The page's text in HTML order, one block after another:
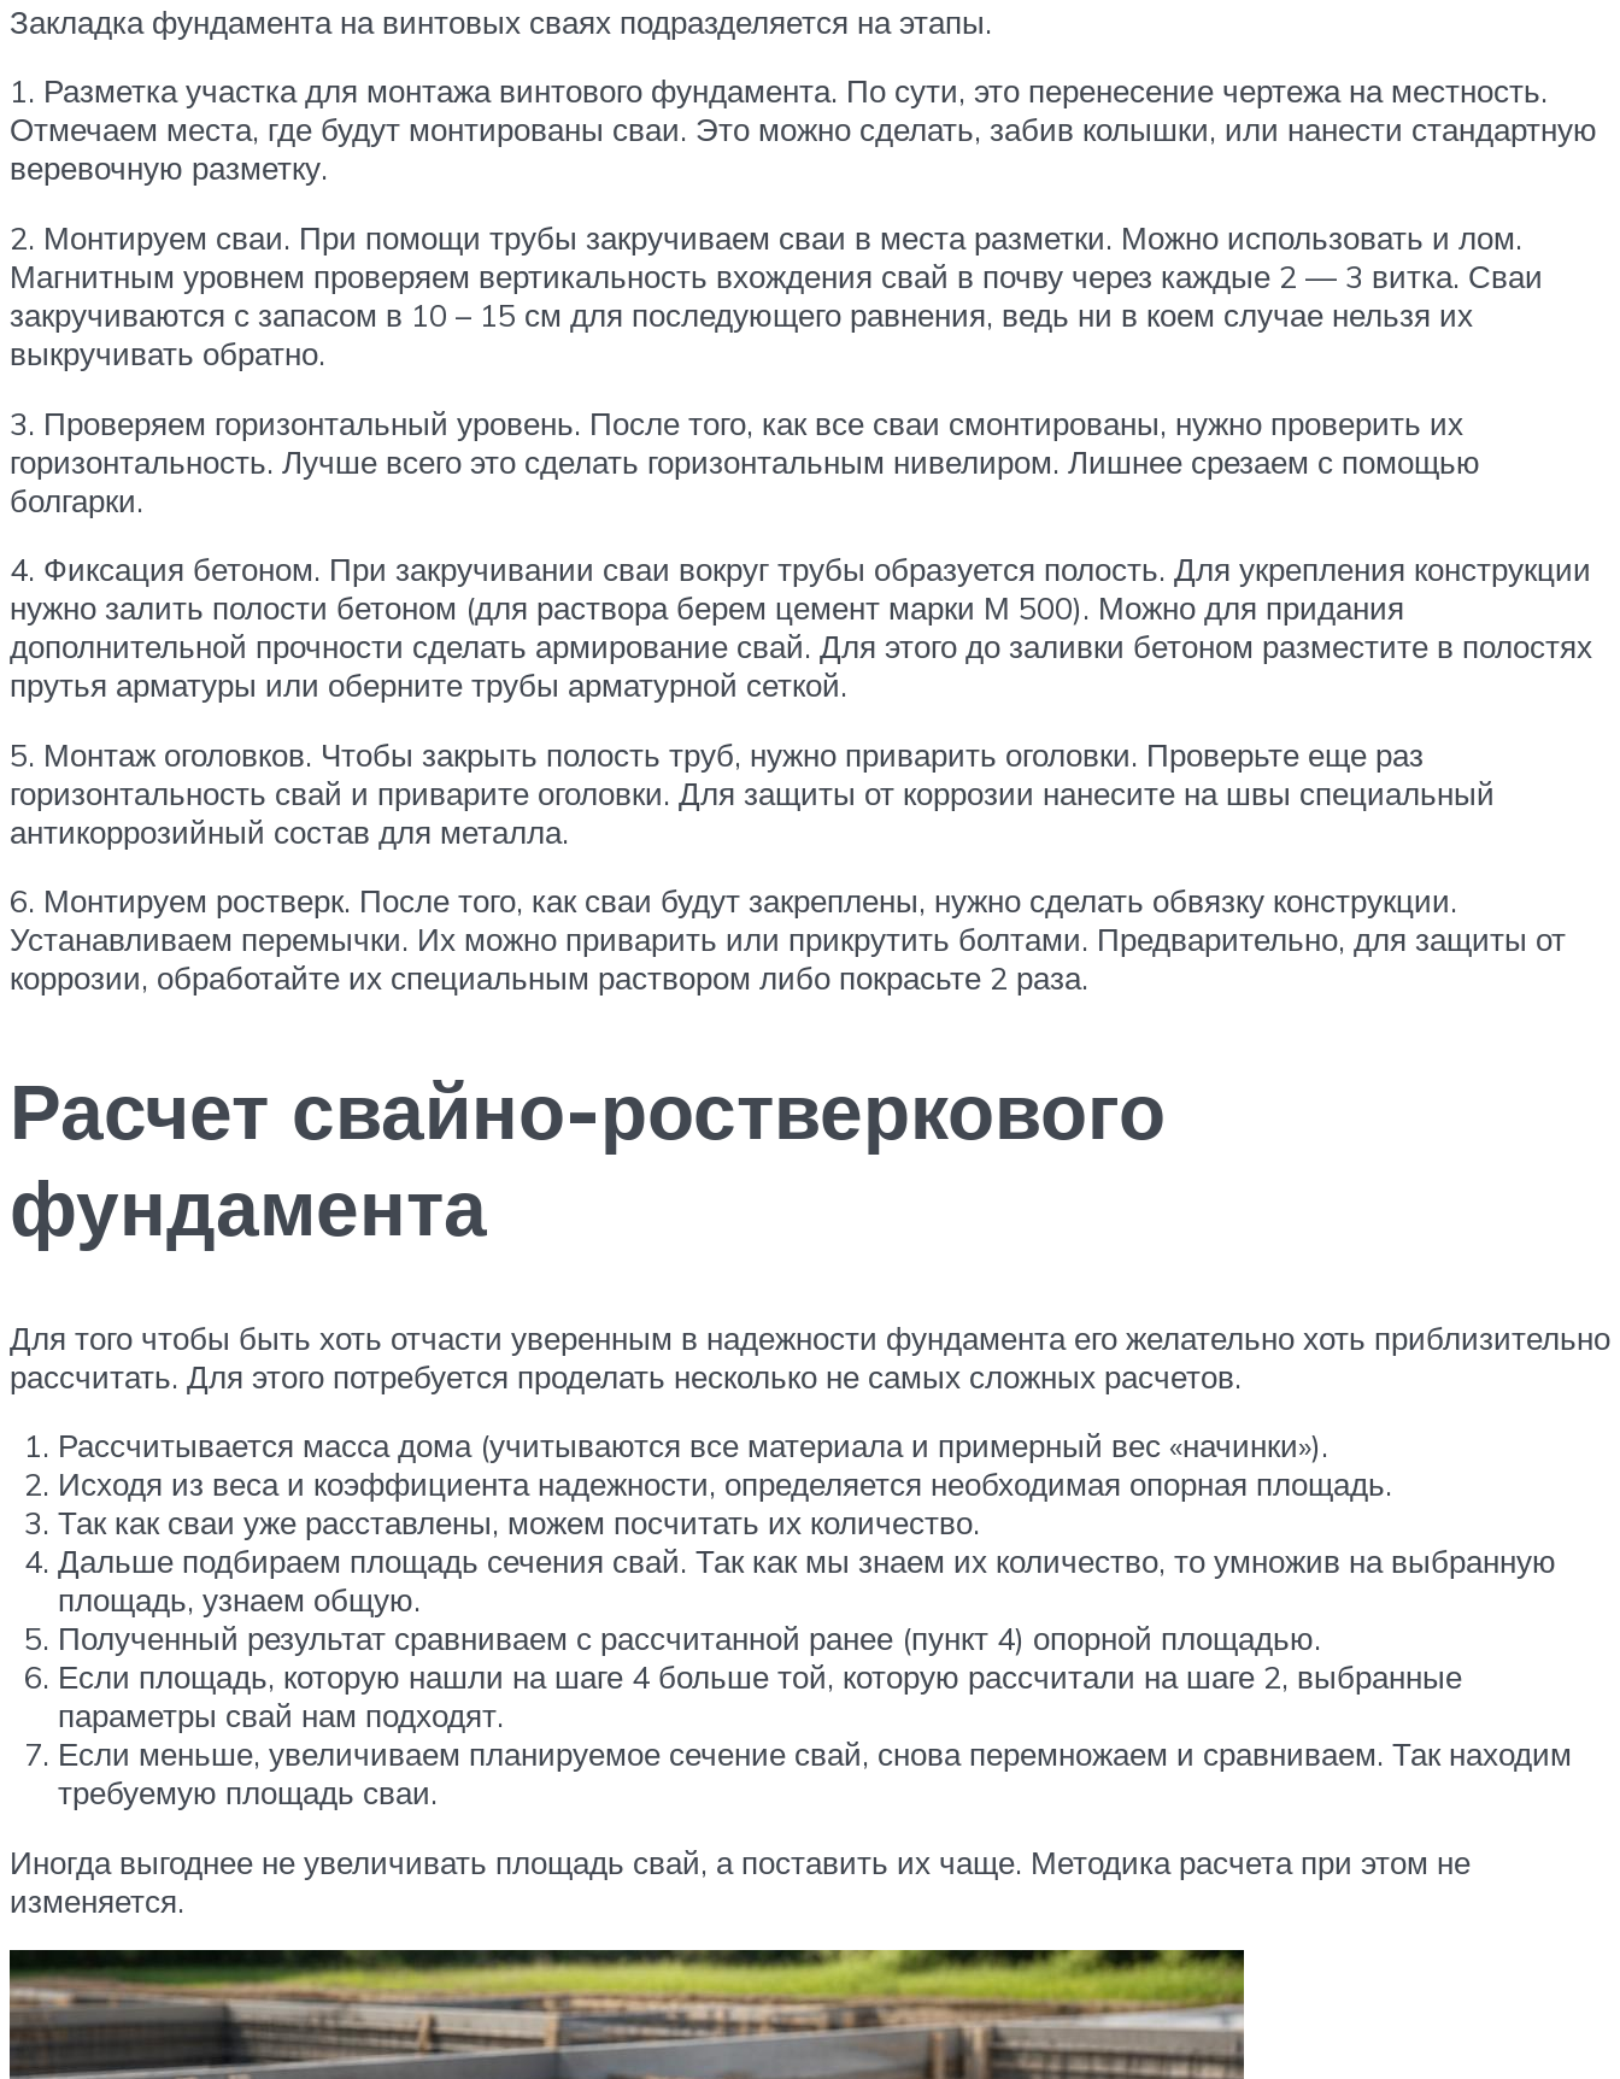
Закладка фундамента на винтовых сваях подразделяется на этапы.
1. Разметка участка для монтажа винтового фундамента. По сути, это перенесение чертежа на местность.
Отмечаем места, где будут монтированы сваи. Это можно сделать, забив колышки, или нанести стандартную
веревочную разметку.
2. Монтируем сваи. При помощи трубы закручиваем сваи в места разметки. Можно использовать и лом.
Магнитным уровнем проверяем вертикальность вхождения свай в почву через каждые 2 — 3 витка. Сваи
закручиваются с запасом в 10 – 15 см для последующего равнения, ведь ни в коем случае нельзя их
выкручивать обратно.
3. Проверяем горизонтальный уровень. После того, как все сваи смонтированы, нужно проверить их
горизонтальность. Лучше всего это сделать горизонтальным нивелиром. Лишнее срезаем с помощью
болгарки.
4. Фиксация бетоном. При закручивании сваи вокруг трубы образуется полость. Для укрепления конструкции
нужно залить полости бетоном (для раствора берем цемент марки М 500). Можно для придания
дополнительной прочности сделать армирование свай. Для этого до заливки бетоном разместите в полостях
прутья арматуры или оберните трубы арматурной сеткой.
5. Монтаж оголовков. Чтобы закрыть полость труб, нужно приварить оголовки. Проверьте еще раз
горизонтальность свай и приварите оголовки. Для защиты от коррозии нанесите на швы специальный
антикоррозийный состав для металла.
6. Монтируем ростверк. После того, как сваи будут закреплены, нужно сделать обвязку конструкции.
Устанавливаем перемычки. Их можно приварить или прикрутить болтами. Предварительно, для защиты от
коррозии, обработайте их специальным раствором либо покрасьте 2 раза.
Расчет свайно-ростверкового
фундамента
Для того чтобы быть хоть отчасти уверенным в надежности фундамента его желательно хоть приблизительно
рассчитать. Для этого потребуется проделать несколько не самых сложных расчетов.
Рассчитывается масса дома (учитываются все материала и примерный вес «начинки»).
Исходя из веса и коэффициента надежности, определяется необходимая опорная площадь.
Так как сваи уже расставлены, можем посчитать их количество.
Дальше подбираем площадь сечения свай. Так как мы знаем их количество, то умножив на выбранную
площадь, узнаем общую.
Полученный результат сравниваем с рассчитанной ранее (пункт 4) опорной площадью.
Если площадь, которую нашли на шаге 4 больше той, которую рассчитали на шаге 2, выбранные
параметры свай нам подходят.
Если меньше, увеличиваем планируемое сечение свай, снова перемножаем и сравниваем. Так находим
требуемую площадь сваи.
Иногда выгоднее не увеличивать площадь свай, а поставить их чаще. Методика расчета при этом не
изменяется.